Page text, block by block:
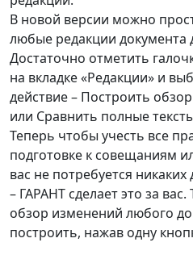
В новой версии можно
любые редакции документа
Достаточно отметить
на вкладке «Редакции» и
действие – Построить
или Сравнить полные
Теперь чтобы учесть все
подготовке к совещаниям
вас не потребуется
– ГАРАНТ сделает это за
обзор изменений любого
построить, нажав одну